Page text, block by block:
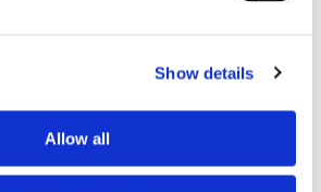
Show details
Allow all
växa